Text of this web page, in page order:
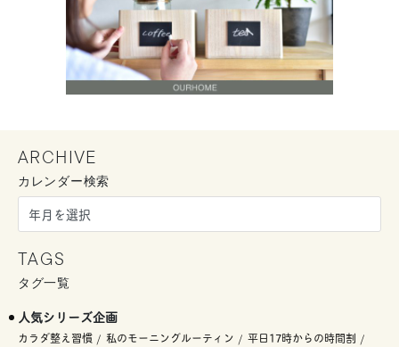
ARCHIVE
カレンダー検索
TAGS
タグ一覧
人気シリーズ企画
カラダ整え習慣 私のモーニングルーティン
平日17時からの時間割